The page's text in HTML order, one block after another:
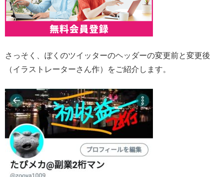
さっそく、ぼくのツイッターのヘッダーの変更前と変更後
（イラストレーターさん作）をご紹介します。